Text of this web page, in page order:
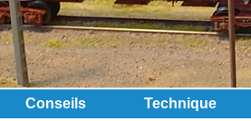
Conseils Technique